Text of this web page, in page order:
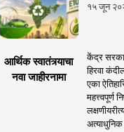
१५ जून
आर्थिक स्वातंत्र्याचा
नवा जाहीरनामा
केंद्र
हिरवा
एका
महत्त्वपूर्ण
अत्याधुनिक